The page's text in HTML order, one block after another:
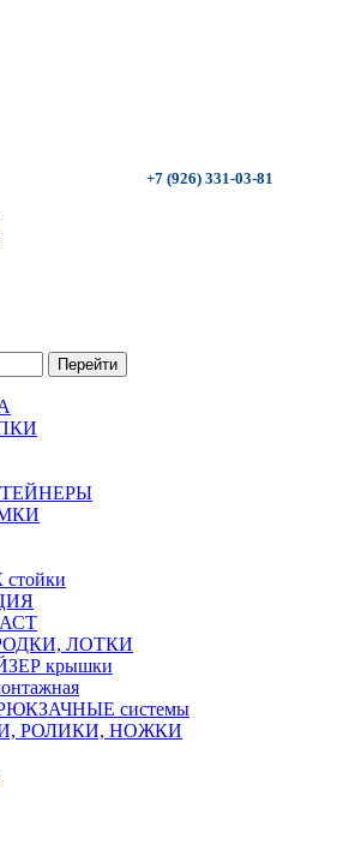
331-03-81
Перейти
ЛОТКИ
крышки
системы
РОЛИКИ, НОЖКИ